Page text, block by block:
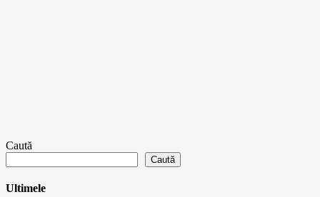
Caută
Caută
Ultimele